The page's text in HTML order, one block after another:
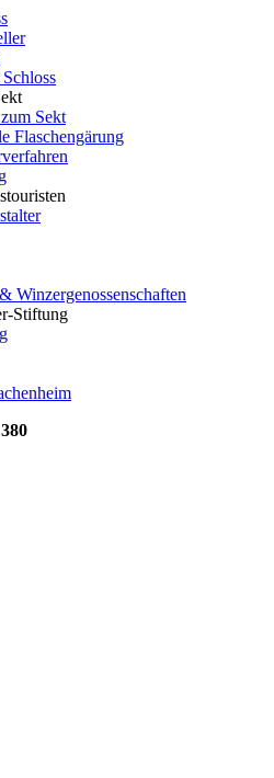
Sekt
Flaschengärung
Winzergenossenschaften
Stiftung